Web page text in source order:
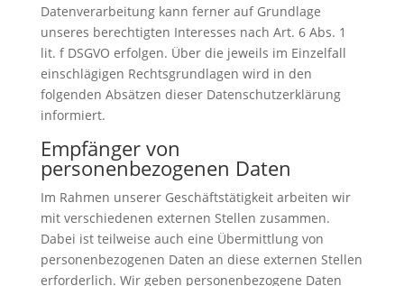
Datenverarbeitung kann ferner auf Grundlage
unseres berechtigten Interesses nach Art. 6 Abs. 1
lit. f DSGVO erfolgen. Über die jeweils im Einzelfall
einschlägigen Rechtsgrundlagen wird in den
folgenden Absätzen dieser Datenschutzerklärung
informiert.
Empfänger von
personenbezogenen Daten
Im Rahmen unserer Geschäftstätigkeit arbeiten wir
mit verschiedenen externen Stellen zusammen.
Dabei ist teilweise auch eine Übermittlung von
personenbezogenen Daten an diese externen Stellen
erforderlich. Wir geben personenbezogene Daten